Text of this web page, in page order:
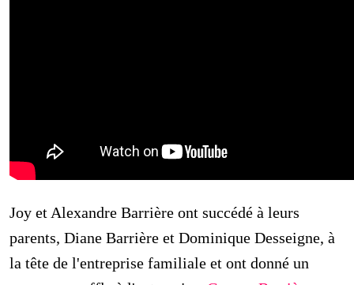
Joy et Alexandre Barrière ont succédé à leurs
parents, Diane Barrière et Dominique Desseigne, à
la tête de l'entreprise familiale et ont donné un